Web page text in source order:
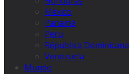
México
Panamá
Peru
Républica Dominicana
Venezuela
Mundo